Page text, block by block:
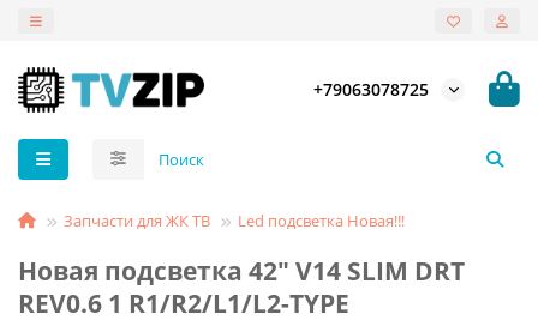
+79063078725
Запчасти для ЖК ТВ Led подсветка Новая!!!
Новая подсветка 42" V14 SLIM DRT
REV0.6 1 R1/R2/L1/L2-TYPE